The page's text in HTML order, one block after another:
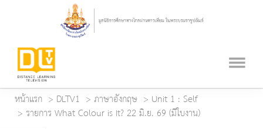
หน้าแรก DLTV1 ภาษาอังกฤษ
Unit 1 : Self
รายการ What Colour is It? 22 มิ.ย. 69 (มีใบงาน)